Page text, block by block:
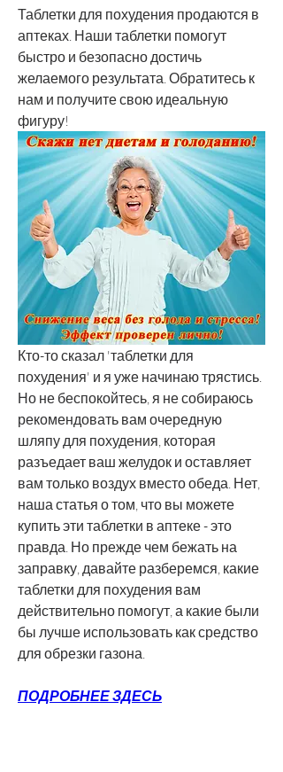
Таблетки для похудения продаются в
аптеках. Наши таблетки помогут
быстро и безопасно достичь
желаемого результата. Обратитесь к
нам и получите свою идеальную
фигуру!
Кто-то сказал 'таблетки для
похудения' и я уже начинаю трястись.
Но не беспокойтесь, я не собираюсь
рекомендовать вам очередную
шляпу для похудения, которая
разъедает ваш желудок и оставляет
вам только воздух вместо обеда. Нет,
наша статья о том, что вы можете
купить эти таблетки в аптеке - это
правда. Но прежде чем бежать на
заправку, давайте разберемся, какие
таблетки для похудения вам
действительно помогут, а какие были
бы лучше использовать как средство
для обрезки газона.
ПОДРОБНЕЕ ЗДЕСЬ